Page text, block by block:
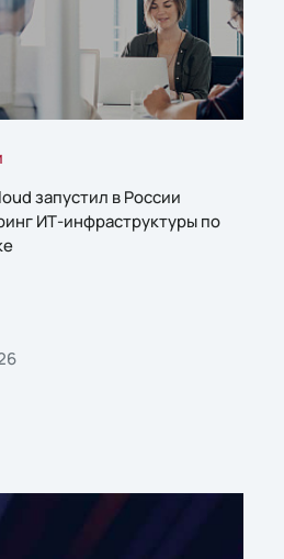
запустил в России
ИТ-инфраструктуры по